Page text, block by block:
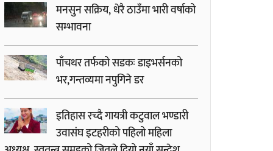
मनसुन सक्रिय, धेरै ठाउँमा भारी वर्षाको
सम्भावना
पाँचथर तर्फको सडकः डाइभर्सनको
भर,गन्तव्यमा नपुगिने डर
इतिहास रच्दै गायत्री कटुवाल भण्डारी
उवासंघ इटहरीको पहिलो महिला